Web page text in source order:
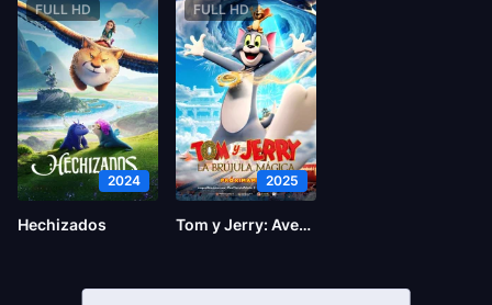
FULL HD
2024
Hechizados
FULL HD
2025
Tom y Jerry: Aventura en el tiempo